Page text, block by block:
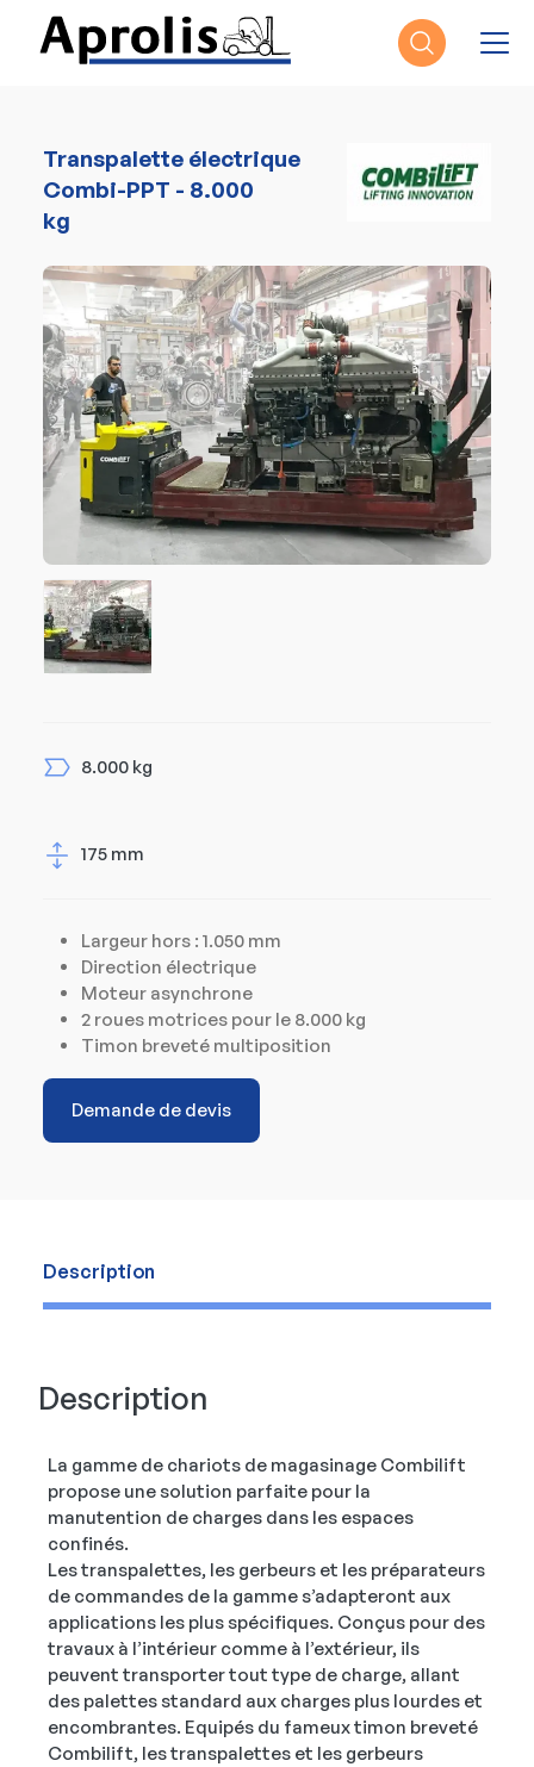
Aller au contenu principal
Transpalette électrique
Combi-PPT - 8.000
kg
8.000 kg
175 mm
Largeur hors : 1.050 mm
Direction électrique
Moteur asynchrone
2 roues motrices pour le 8.000 kg
Timon breveté multiposition
Demande de devis
Description
Description
La gamme de chariots de magasinage Combilift
propose une solution parfaite pour la
manutention de charges dans les espaces
confinés.
Les transpalettes, les gerbeurs et les préparateurs
de commandes de la gamme s’adapteront aux
applications les plus spécifiques. Conçus pour des
travaux à l’intérieur comme à l’extérieur, ils
peuvent transporter tout type de charge, allant
des palettes standard aux charges plus lourdes et
encombrantes. Equipés du fameux timon breveté
Combilift, les transpalettes et les gerbeurs